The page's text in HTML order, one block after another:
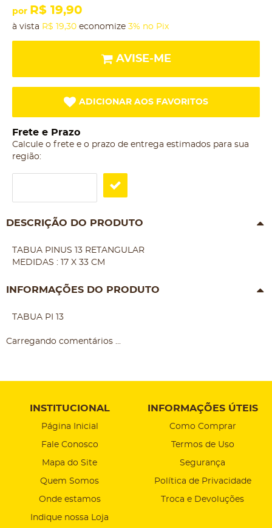
por R$ 19,90
à vista R$ 19,30 economize 3% no Pix
AVISE-ME
ADICIONAR AOS FAVORITOS
Frete e Prazo
Calcule o frete e o prazo de entrega estimados para sua
região:
DESCRIÇÃO DO PRODUTO
TABUA PINUS 13 RETANGULAR
MEDIDAS : 17 X 33 CM
INFORMAÇÕES DO PRODUTO
TABUA PI 13
Carregando comentários ...
INSTITUCIONAL
Página Inicial
Fale Conosco
Mapa do Site
Quem Somos
Onde estamos
Indique nossa Loja
INFORMAÇÕES ÚTEIS
Como Comprar
Termos de Uso
Segurança
Política de Privacidade
Troca e Devoluções